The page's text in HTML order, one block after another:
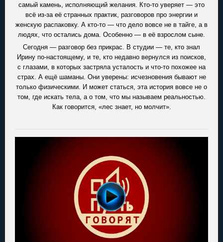
самый камень, исполняющий желания. Кто-то уверяет — это
всё из-за её странных практик, разговоров про энергии и
женскую распаковку. А кто-то — что дело вовсе не в тайге, а в
людях, что остались дома. Особенно — в её взрослом сыне.
Сегодня — разговор без прикрас. В студии — те, кто знал
Ирину по-настоящему, и те, кто недавно вернулся из поисков,
с глазами, в которых застряла усталость и что-то похожее на
страх. А ещё шаманы. Они уверены: исчезновения бывают не
только физическими. И может статься, эта история вовсе не о
том, где искать тела, а о том, что мы называем реальностью.
Как говорится, «лес знает, но молчит».